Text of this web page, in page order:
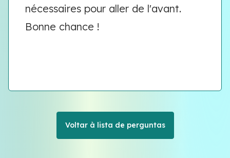
nécessaires pour aller de l'avant.
Bonne chance !
Voltar à lista de perguntas